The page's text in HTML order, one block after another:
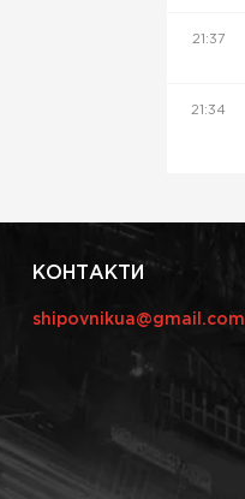
21:37
21:34
КОНТАКТИ
shipovnikua@gmail.com